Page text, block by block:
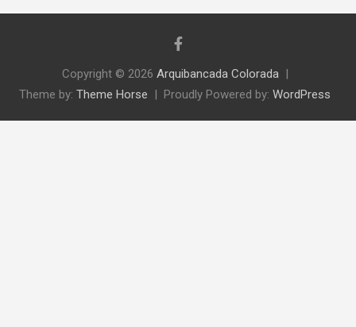
Copyright © 2026 Arquibancada Colorada
Theme by: Theme Horse Proudly Powered by: WordPress